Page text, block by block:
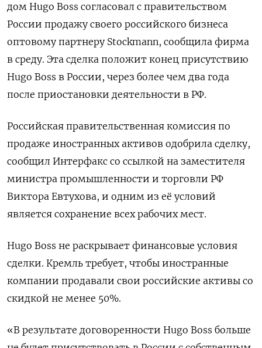
дом Hugo Boss согласовал с правительством
России продажу своего российского бизнеса
оптовому партнеру Stockmann, сообщила фирма
в среду. Эта сделка положит конец присутствию
Hugo Boss в России, через более чем два года
после приостановки деятельности в РФ.
Российская правительственная комиссия по
продаже иностранных активов одобрила сделку,
сообщил Интерфакс со ссылкой на заместителя
министра промышленности и торговли РФ
Виктора Евтухова, и одним из её условий
является сохранение всех рабочих мест.
Hugo Boss не раскрывает финансовые условия
сделки. Кремль требует, чтобы иностранные
компании продавали свои российские активы со
скидкой не менее 50%.
«В результате договоренности Hugo Boss больше